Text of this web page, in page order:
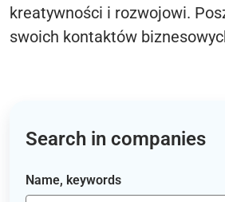
kreatywności i rozwojowi.
swoich kontaktów
Search in companies
Name, keywords